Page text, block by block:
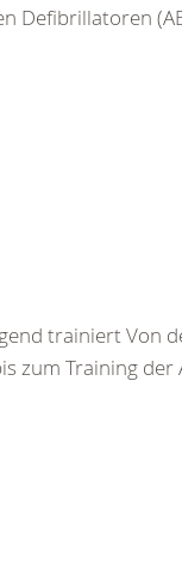
Defibrillatoren
trainiert Von
zum Training